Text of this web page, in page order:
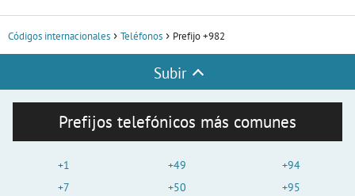
Códigos internacionales Teléfonos Prefijo +982
Subir
Prefijos telefónicos más comunes
+1
+7
+49
+50
+94
+95